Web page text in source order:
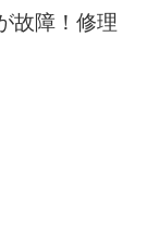
故障！修理